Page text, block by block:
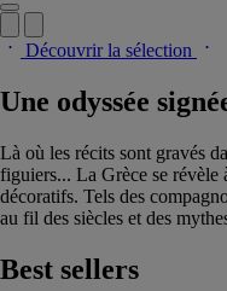
Découvrir la sélection
Une odyssée
Là où les récits sont gravés
figuiers... La Grèce se révèle
décoratifs. Tels des
au fil des siècles et des
Best sellers